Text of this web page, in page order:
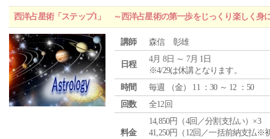
西洋占星術「ステップ1」 ～西洋占星術の第一歩をじっくり楽しく身
講師 森信 彰雄
日程
4月 8日 ～ 7月 1日
※4/29は休講となります。
時間
毎週 （金） 11 ：30 ～ 12 ：50
回数
全12回
料金
14,850円（4回／分割支払い）×3
41,250円（12回／一括前納支払※